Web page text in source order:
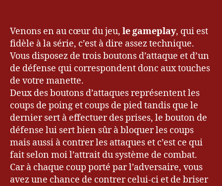
Venons en au cœur du jeu, le gameplay, qui est
fidèle à la série, c’est à dire assez technique.
Vous disposez de trois boutons d’attaque et d’un
de défense qui correspondent donc aux touches
de votre manette.
Deux des boutons d’attaques représentent les
coups de poing et coups de pied tandis que le
dernier sert à effectuer des prises, le bouton de
défense lui sert bien sûr à bloquer les coups
mais aussi à contrer les attaques et c’est ce qui
fait selon moi l’attrait du système de combat.
Car à chaque coup porté par l’adversaire, vous
avez une chance de contrer celui-ci et de briser